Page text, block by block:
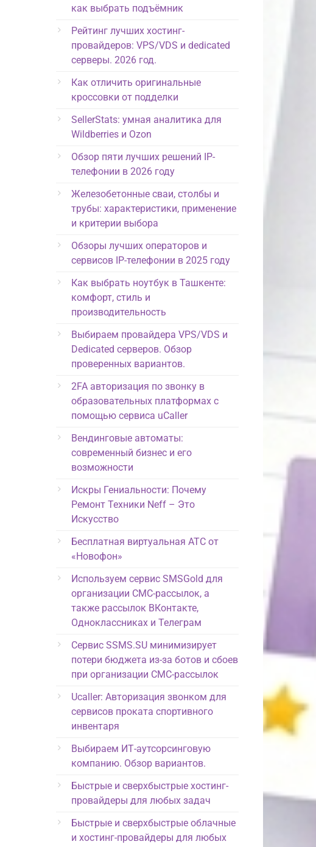
как выбрать подъёмник
Рейтинг лучших хостинг-
провайдеров: VPS/VDS и dedicated
серверы. 2026 год.
Как отличить оригинальные
кроссовки от подделки
SellerStats: умная аналитика для
Wildberries и Ozon
Обзор пяти лучших решений IP-
телефонии в 2026 году
Железобетонные сваи, столбы и
трубы: характеристики, применение
и критерии выбора
Обзоры лучших операторов и
сервисов IP-телефонии в 2025 году
Как выбрать ноутбук в Ташкенте:
комфорт, стиль и
производительность
Выбираем провайдера VPS/VDS и
Dedicated серверов. Обзор
проверенных вариантов.
2FA авторизация по звонку в
образовательных платформах с
помощью сервиса uCaller
Вендинговые автоматы:
современный бизнес и его
возможности
Искры Гениальности: Почему
Ремонт Техники Neff – Это
Искусство
Бесплатная виртуальная АТС от
«Новофон»
Используем сервис SMSGold для
организации СМС-рассылок, а
также рассылок ВКонтакте,
Одноклассниках и Телеграм
Сервис SSMS.SU минимизирует
потери бюджета из-за ботов и сбоев
при организации СМС-рассылок
Ucaller: Авторизация звонком для
сервисов проката спортивного
инвентаря
Выбираем ИТ-аутсорсинговую
компанию. Обзор вариантов.
Быстрые и сверхбыстрые хостинг-
провайдеры для любых задач
Быстрые и сверхбыстрые облачные
и хостинг-провайдеры для любых